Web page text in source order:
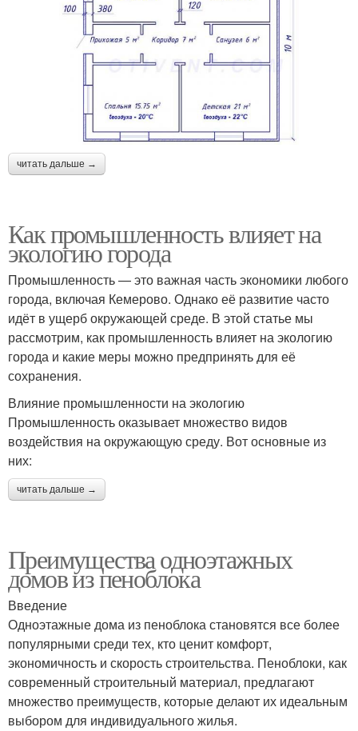
читать дальше →
Как промышленность влияет на
экологию города
Промышленность — это важная часть экономики любого
города, включая Кемерово. Однако её развитие часто
идёт в ущерб окружающей среде. В этой статье мы
рассмотрим, как промышленность влияет на экологию
города и какие меры можно предпринять для её
сохранения.
Влияние промышленности на экологию
Промышленность оказывает множество видов
воздействия на окружающую среду. Вот основные из
них:
читать дальше →
Преимущества одноэтажных
домов из пеноблока
Введение
Одноэтажные дома из пеноблока становятся все более
популярными среди тех, кто ценит комфорт,
экономичность и скорость строительства. Пеноблоки, как
современный строительный материал, предлагают
множество преимуществ, которые делают их идеальным
выбором для индивидуального жилья.